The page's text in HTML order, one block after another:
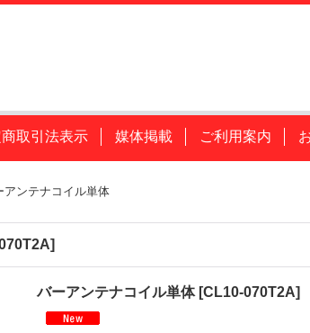
取引法表示 媒体掲載 ご利用案内
アンテナコイル単体
]
バーアンテナコイル単体 [CL10-070T2A]